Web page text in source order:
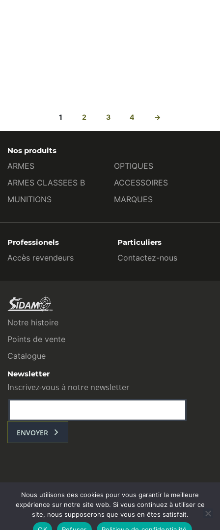
1 2 3 4 →
Nos produits
ARMES
ARMES CLASSEES B
MUNITIONS
OPTIQUES
ACCESSOIRES
MARQUES
Professionels
Accès revendeurs
Particuliers
Contactez-nous
Notre histoire
Points de vente
Catalogue
Newsletter
Inscrivez-vous à notre newsletter
ENVOYER
L’ATELIER COM : Toulouse - contact@atelier-com.fr
Nous utilisons des cookies pour vous garantir la meilleure
expérience sur notre site web. Si vous continuez à utiliser ce
site, nous supposerons que vous en êtes satisfait.